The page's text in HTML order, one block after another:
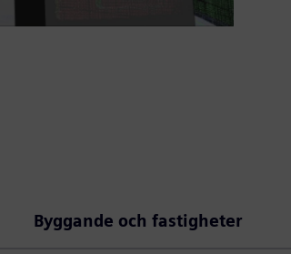
Byggande och fastigheter